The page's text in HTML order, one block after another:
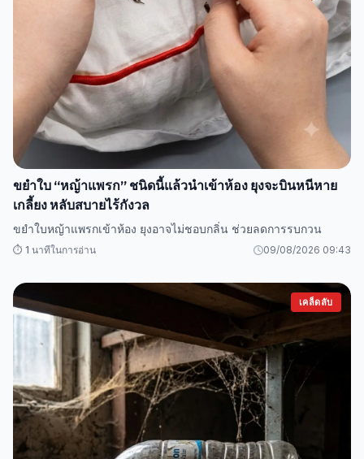
ขยำใบ “หญ้าแพรก” ชนิดนี้แล้วนำเข้าห้อง ยุงจะบินหนีหาย
เกลี้ยง หลับสบายไร้กังวล
ขยำใบหญ้าแพรกเข้าห้อง ยุงอาจไม่ชอบกลิ่น ช่วยลดการรบกวน
⏱️ 1 นาทีในการอ่าน 09/08/2026 09:43
เคล็ดลับ